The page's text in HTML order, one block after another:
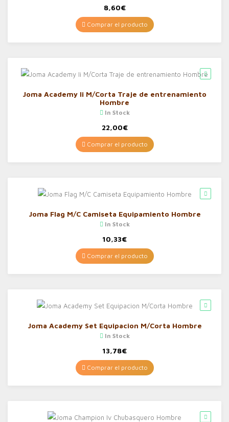
8,60€
Comprar el producto
Joma Academy Ii M/Corta Traje de entrenamiento
Hombre
In Stock
22,00€
Comprar el producto
Joma Flag M/C Camiseta Equipamiento Hombre
In Stock
10,33€
Comprar el producto
Joma Academy Set Equipacion M/Corta Hombre
In Stock
13,78€
Comprar el producto